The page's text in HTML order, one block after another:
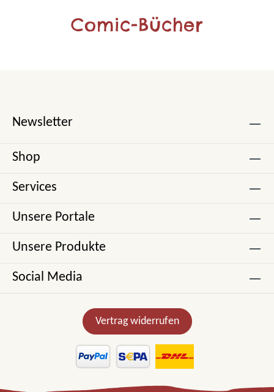
Comic-Bücher
Newsletter
Shop
Services
Unsere Portale
Unsere Produkte
Social Media
Vertrag widerrufen